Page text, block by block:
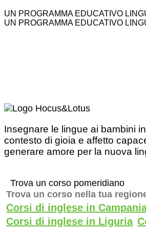
UN PROGRAMMA EDUCATIVO
UN PROGRAMMA EDUCATIVO
Insegnare le lingue ai bambini
contesto di gioia e affetto
generare amore per la nuova
Trova un corso pomeridiano
Trova un corso nella tua
Corsi di inglese in
Corsi di inglese in Liguria